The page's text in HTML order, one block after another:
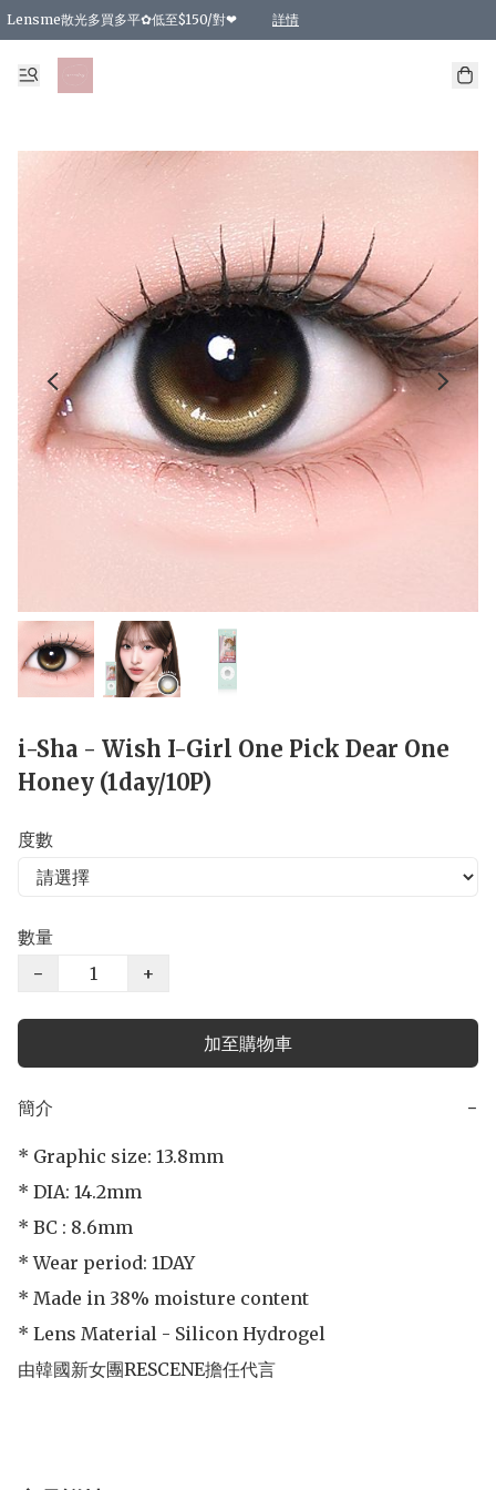
Lensme散光多買多平✿低至$150/對❤ 詳情
台灣Karacon⁩✧日拋 特價清貨❁⃘
日本韓國多款日/月拋現貨☼ 特價❤︎數量有限 售完即止
🇰🇷韓國多款月拋現貨 特價兩對$99✿數量有限 售完即止♫
精選商品，任選買2件或以上9 折；買4件或以上85 折；買6件或以上8 折
精選商品，任選買2件HKD 140.00；買4件HKD 260.00
精選商品，任選買2件HKD 190.00；買4件HKD 360.00
精選商品，任選買2件HKD 110.00；買4件HKD 180.00
精選商品，任選買2件HKD 170.00；買4件HKD 320.00
精選商品，任選買2件或以上減HKD 148.00
精選商品，任選買2件或以上減HKD 148.00
精選商品，任選買2件或以上95 折；買4件或以上9 折；買6件或以上85 折；買8件
精選商品，任選買12件或以上87 折
精選商品，任選買2件或以上減HKD 16.00；買4件或以上減HKD 32.00；買6
精選商品，任選買2件或以上95 折；買4件或以上9 折；買8件或以上85 折；買12
購物滿 HKD 800.00即享免運費優惠！（適用於 特定的送貨方式 )
i-Sha - Wish I-Girl One Pick Dear One
Honey (1day/10P)
度數
數量
−
+
加至購物車
簡介 −
* Graphic size: 13.8mm
* DIA: 14.2mm
* BC : 8.6mm
* Wear period: 1DAY
* Made in 38% moisture content
* Lens Material - Silicon Hydrogel
由韓國新女團RESCENE擔任代言